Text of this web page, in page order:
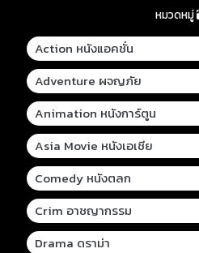
หมวดหมู่
Action หนังแอคชั่น
Adventure ผจญภัย
Animation หนังการ์ตูน
Asia Movie หนังเอเชีย
Comedy หนังตลก
Crim อาชญากรรม
Drama ดราม่า